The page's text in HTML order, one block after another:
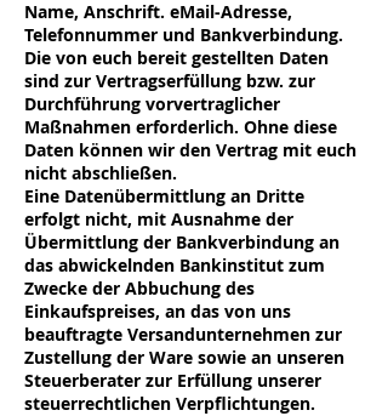
Name, Anschrift. eMail-Adresse,
Telefonnummer und Bankverbindung.
Die von euch bereit gestellten Daten
sind zur Vertragserfüllung bzw. zur
Durchführung vorvertraglicher
Maßnahmen erforderlich. Ohne diese
Daten können wir den Vertrag mit euch
nicht abschließen.
Eine Datenübermittlung an Dritte
erfolgt nicht, mit Ausnahme der
Übermittlung der Bankverbindung an
das abwickelnden Bankinstitut zum
Zwecke der Abbuchung des
Einkaufspreises, an das von uns
beauftragte Versandunternehmen zur
Zustellung der Ware sowie an unseren
Steuerberater zur Erfüllung unserer
steuerrechtlichen Verpflichtungen.